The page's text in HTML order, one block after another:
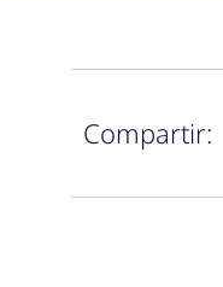
Compartir: